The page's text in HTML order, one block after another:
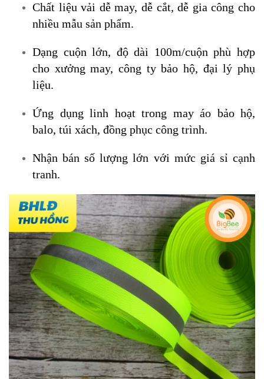
Chất liệu vải dễ may, dễ cắt, dễ gia công cho
nhiều mẫu sản phẩm.
Dạng cuộn lớn, độ dài 100m/cuộn phù hợp
cho xưởng may, công ty bảo hộ, đại lý phụ
liệu.
Ứng dụng linh hoạt trong may áo bảo hộ,
balo, túi xách, đồng phục công trình.
Nhận bán số lượng lớn với mức giá sỉ cạnh
tranh.